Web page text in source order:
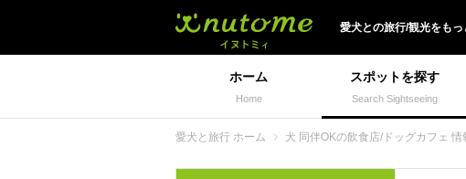
愛犬との旅行/観光をもっ
ホーム
Home
スポットを探す
Search Sightseeing
愛犬と旅行 ホーム 犬 同伴OKの飲食店/ドッグカフェ 情